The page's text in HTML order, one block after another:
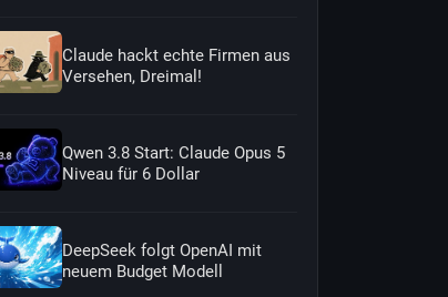
Claude hackt echte Firmen aus
Versehen, Dreimal!
Qwen 3.8 Start: Claude Opus 5
Niveau für 6 Dollar
DeepSeek folgt OpenAI mit
neuem Budget Modell